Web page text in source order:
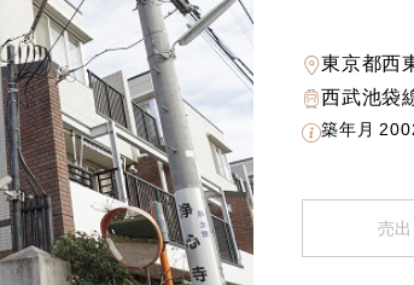
東京都西
西武池袋
築年月
売